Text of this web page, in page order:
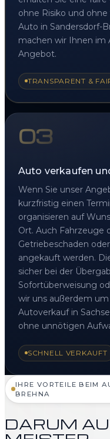
ohne Risiko und
Auto in Sandersdorf-
machen wir Ihnen im
Angebot.
TRANSPARENT &
03
Auto verkaufen
Wenn Sie unser
kurzfristig einen
organisieren auf
Ort. Auch Fahrzeuge
Getriebeschaden
angekauft werden.
sicher bei der
Sofortüberweisung
wir uns außerdem
Autoverkauf in
ohne unnötigen
SCHNELL VERKAUFT
IHRE VORTEILE BEIM
BREHNA
DARUM